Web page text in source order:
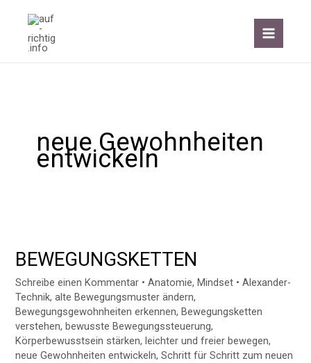
springen
neue Gewohnheiten
entwickeln
BEWEGUNGSKETTEN
Schreibe einen Kommentar •Anatomie,Mindset •Alexander-
Technik,alte Bewegungsmuster ändern,
Bewegungsgewohnheiten erkennen,Bewegungsketten
verstehen,bewusste Bewegungssteuerung,
Körperbewusstsein stärken,leichter und freier bewegen,
neue Gewohnheiten entwickeln,Schritt für Schritt zum neuen